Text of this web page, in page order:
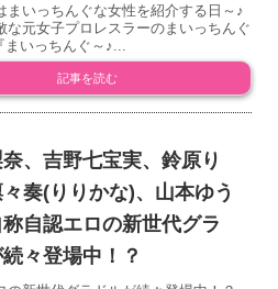
まいっちんぐな女性を紹介する日～♪
な元女子プロレスラーのまいっちんぐ
いっちんぐ～♪...
記事を読む
、吉野七宝実、鈴原り
奏(りりかな)、山本ゆう
自認エロの新世代グラ
続々登場中！？